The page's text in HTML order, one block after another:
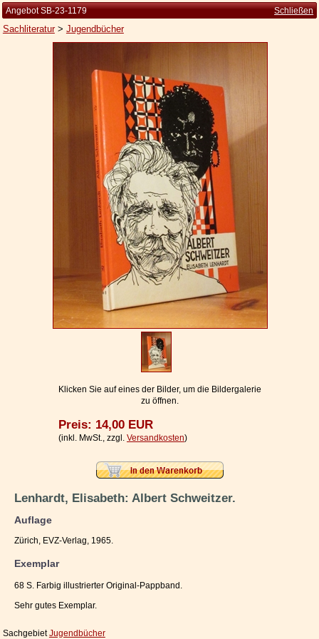
Kleine Kulturgeschichte
Die Brockhaus Auflagen
Geschäftsbedingungen
Datenschutzerklärung
Ihr Warenkorb
Angebot SB-23-1179 Schließen
Sachliteratur> Jugendbücher
Klicken Sie auf eines der Bilder, um die Bildergalerie
zu öffnen.
Preis: 14,00 EUR
(inkl. MwSt., zzgl. Versandkosten)
Lenhardt, Elisabeth: Albert Schweitzer.
Auflage
Zürich, EVZ-Verlag, 1965.
Exemplar
68 S. Farbig illustrierter Original-Pappband.
Sehr gutes Exemplar.
SachgebietJugendbücher